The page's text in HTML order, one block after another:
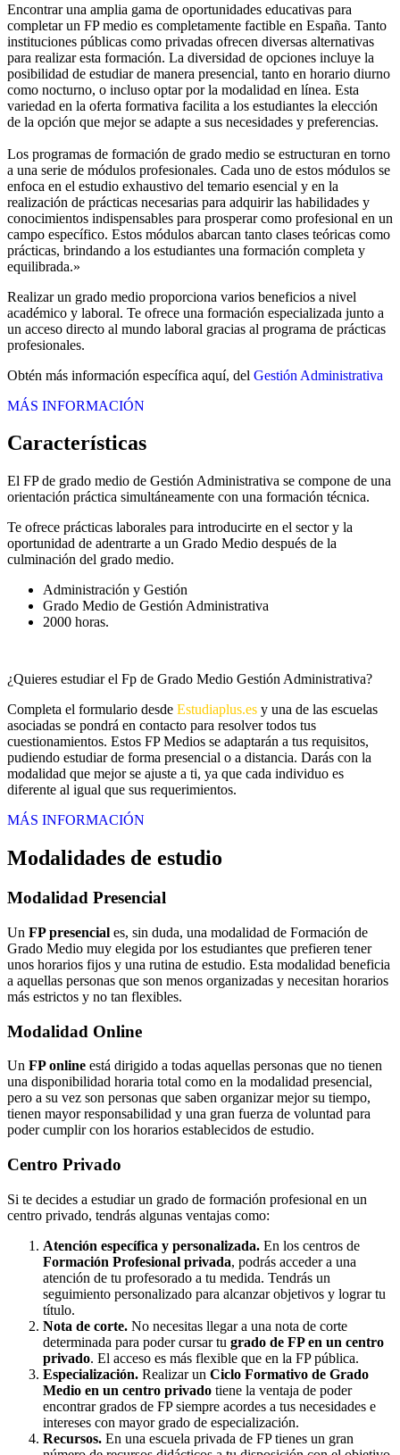
Encontrar una amplia gama de oportunidades educativas para
completar un FP medio es completamente factible en España. Tanto
instituciones públicas como privadas ofrecen diversas alternativas
para realizar esta formación. La diversidad de opciones incluye la
posibilidad de estudiar de manera presencial, tanto en horario diurno
como nocturno, o incluso optar por la modalidad en línea. Esta
variedad en la oferta formativa facilita a los estudiantes la elección
de la opción que mejor se adapte a sus necesidades y preferencias.
Los programas de formación de grado medio se estructuran en torno
a una serie de módulos profesionales. Cada uno de estos módulos se
enfoca en el estudio exhaustivo del temario esencial y en la
realización de prácticas necesarias para adquirir las habilidades y
conocimientos indispensables para prosperar como profesional en un
campo específico. Estos módulos abarcan tanto clases teóricas como
prácticas, brindando a los estudiantes una formación completa y
equilibrada.»
Realizar un grado medio proporciona varios beneficios a nivel
académico y laboral. Te ofrece una formación especializada junto a
un acceso directo al mundo laboral gracias al programa de prácticas
profesionales.
Obtén más información específica aquí, del Gestión Administrativa
MÁS INFORMACIÓN
Características
El FP de grado medio de Gestión Administrativa se compone de una
orientación práctica simultáneamente con una formación técnica.
Te ofrece prácticas laborales para introducirte en el sector y la
oportunidad de adentrarte a un Grado Medio después de la
culminación del grado medio.
Administración y Gestión
Grado Medio de Gestión Administrativa
2000 horas.
¿Quieres estudiar el Fp de Grado Medio Gestión Administrativa?
Completa el formulario desde Estudiaplus.es y una de las escuelas
asociadas se pondrá en contacto para resolver todos tus
cuestionamientos. Estos FP Medios se adaptarán a tus requisitos,
pudiendo estudiar de forma presencial o a distancia. Darás con la
modalidad que mejor se ajuste a ti, ya que cada individuo es
diferente al igual que sus requerimientos.
MÁS INFORMACIÓN
Modalidades de estudio
Modalidad Presencial
Un FP presencial es, sin duda, una modalidad de Formación de
Grado Medio muy elegida por los estudiantes que prefieren tener
unos horarios fijos y una rutina de estudio. Esta modalidad beneficia
a aquellas personas que son menos organizadas y necesitan horarios
más estrictos y no tan flexibles.
Modalidad Online
Un FP online está dirigido a todas aquellas personas que no tienen
una disponibilidad horaria total como en la modalidad presencial,
pero a su vez son personas que saben organizar mejor su tiempo,
tienen mayor responsabilidad y una gran fuerza de voluntad para
poder cumplir con los horarios establecidos de estudio.
Centro Privado
Si te decides a estudiar un grado de formación profesional en un
centro privado, tendrás algunas ventajas como:
Atención específica y personalizada. En los centros de
Formación Profesional privada, podrás acceder a una
atención de tu profesorado a tu medida. Tendrás un
seguimiento personalizado para alcanzar objetivos y lograr tu
título.
Nota de corte. No necesitas llegar a una nota de corte
determinada para poder cursar tu grado de FP en un centro
privado. El acceso es más flexible que en la FP pública.
Especialización. Realizar un Ciclo Formativo de Grado
Medio en un centro privado tiene la ventaja de poder
encontrar grados de FP siempre acordes a tus necesidades e
intereses con mayor grado de especialización.
Recursos. En una escuela privada de FP tienes un gran